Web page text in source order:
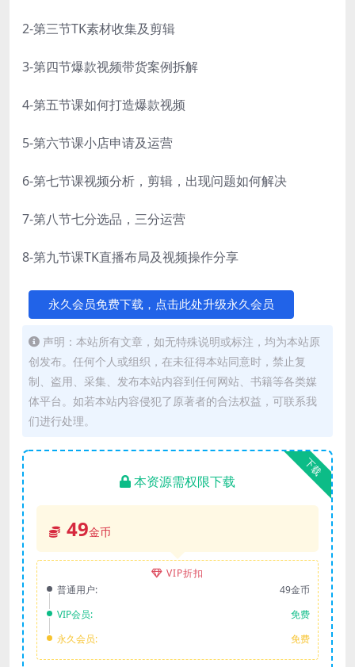
2-第三节TK素材收集及剪辑
3-第四节爆款视频带货案例拆解
4-第五节课如何打造爆款视频
5-第六节课小店申请及运营
6-第七节课视频分析，剪辑，出现问题如何解决
7-第八节七分选品，三分运营
8-第九节课TK直播布局及视频操作分享
永久会员免费下载，点击此处升级永久会员
声明：本站所有文章，如无特殊说明或标注，均为本站原
创发布。任何个人或组织，在未征得本站同意时，禁止复
制、盗用、采集、发布本站内容到任何网站、书籍等各类媒
体平台。如若本站内容侵犯了原著者的合法权益，可联系我
们进行处理。
下载
本资源需权限下载
49金币
VIP折扣
普通用户:
49金币
VIP会员:
免费
永久会员:
免费